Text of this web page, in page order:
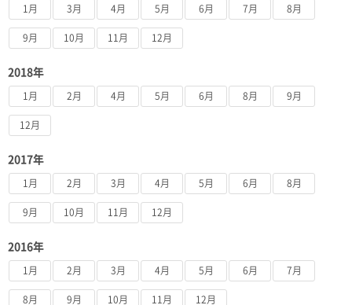
1月 3月 4月 5月 6月 7月 8月
9月 10月 11月 12月
2018年
1月 2月 4月 5月 6月 8月 9月
12月
2017年
1月 2月 3月 4月 5月 6月 8月
9月 10月 11月 12月
2016年
1月 2月 3月 4月 5月 6月 7月
8月 9月 10月 11月 12月